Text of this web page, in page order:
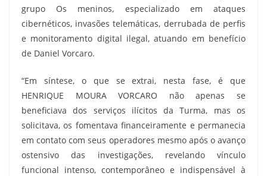
grupo Os meninos, especializado em ataques
cibernéticos, invasões telemáticas, derrubada de perfis
e monitoramento digital ilegal, atuando em benefício
de Daniel Vorcaro.
“Em síntese, o que se extrai, nesta fase, é que
HENRIQUE MOURA VORCARO não apenas se
beneficiava dos serviços ilícitos da Turma, mas os
solicitava, os fomentava financeiramente e permanecia
em contato com seus operadores mesmo após o avanço
ostensivo das investigações, revelando vínculo
funcional intenso, contemporâneo e indispensável à